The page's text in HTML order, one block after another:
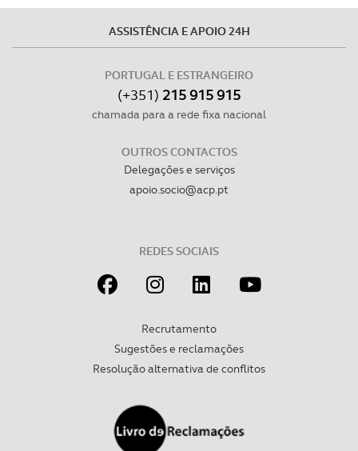
ASSISTÊNCIA E APOIO 24H
PORTUGAL E ESTRANGEIRO
(+351) 215 915 915
chamada para a rede fixa nacional
OUTROS CONTACTOS
Delegações e serviços
apoio.socio@acp.pt
REDES SOCIAIS
Recrutamento
Sugestões e reclamações
Resolução alternativa de conflitos